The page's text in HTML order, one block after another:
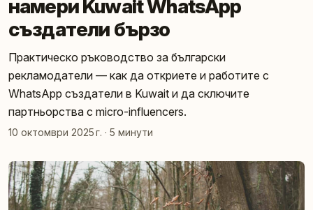
намери Kuwait WhatsApp
създатели бързо
Практическо ръководство за български
рекламодатели — как да откриете и работите с
WhatsApp създатели в Kuwait и да сключите
партньорства с micro-influencers.
10 октомври 2025 г. · 5 минути